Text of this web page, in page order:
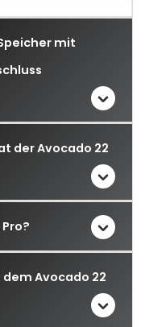
mit
der Avocado 22
Avocado 22